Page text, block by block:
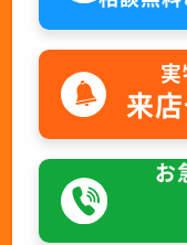
来
お